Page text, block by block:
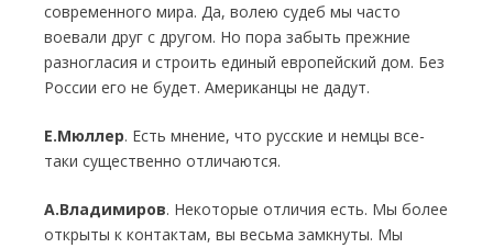
современного мира. Да, волею судеб мы часто
воевали друг с другом. Но пора забыть прежние
разногласия и строить единый европейский дом. Без
России его не будет. Американцы не дадут.
Е.Мюллер. Есть мнение, что русские и немцы все-
таки существенно отличаются.
А.Владимиров. Некоторые отличия есть. Мы более
открыты к контактам, вы весьма замкнуты. Мы